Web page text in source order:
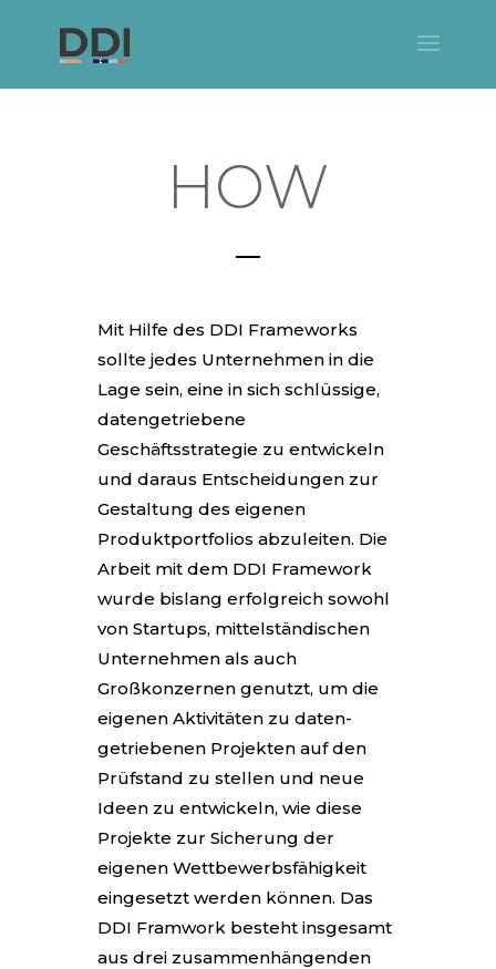
HOW
Mit Hilfe des DDI Frameworks
sollte jedes Unternehmen in die
Lage sein, eine in sich schlüssige,
datengetriebene
Geschäftsstrategie zu entwickeln
und daraus Entscheidungen zur
Gestaltung des eigenen
Produktportfolios abzuleiten. Die
Arbeit mit dem DDI Framework
wurde bislang erfolgreich sowohl
von Startups, mittelständischen
Unternehmen als auch
Großkonzernen genutzt, um die
eigenen Aktivitäten zu daten-
getriebenen Projekten auf den
Prüfstand zu stellen und neue
Ideen zu entwickeln, wie diese
Projekte zur Sicherung der
eigenen Wettbewerbsfähigkeit
eingesetzt werden können. Das
DDI Framwork besteht insgesamt
aus drei zusammenhängenden